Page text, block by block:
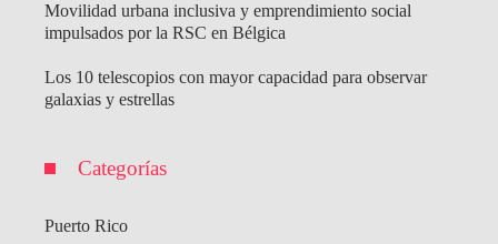
Movilidad urbana inclusiva y emprendimiento social
impulsados por la RSC en Bélgica
Los 10 telescopios con mayor capacidad para observar
galaxias y estrellas
Categorías
Puerto Rico